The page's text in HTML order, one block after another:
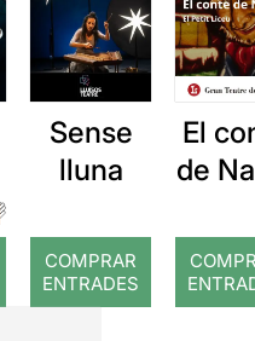
Sense
lluna
COMPRAR
ENTRADES
El
de